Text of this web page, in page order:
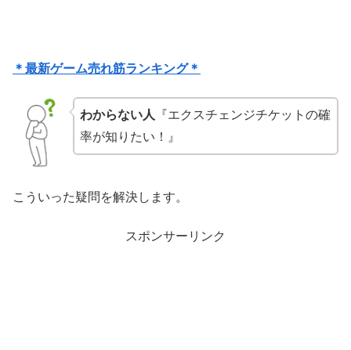
＊最新ゲーム売れ筋ランキング＊
わからない人 『エクスチェンジチケットの確
率が知りたい！』
こういった疑問を解決します。
スポンサーリンク